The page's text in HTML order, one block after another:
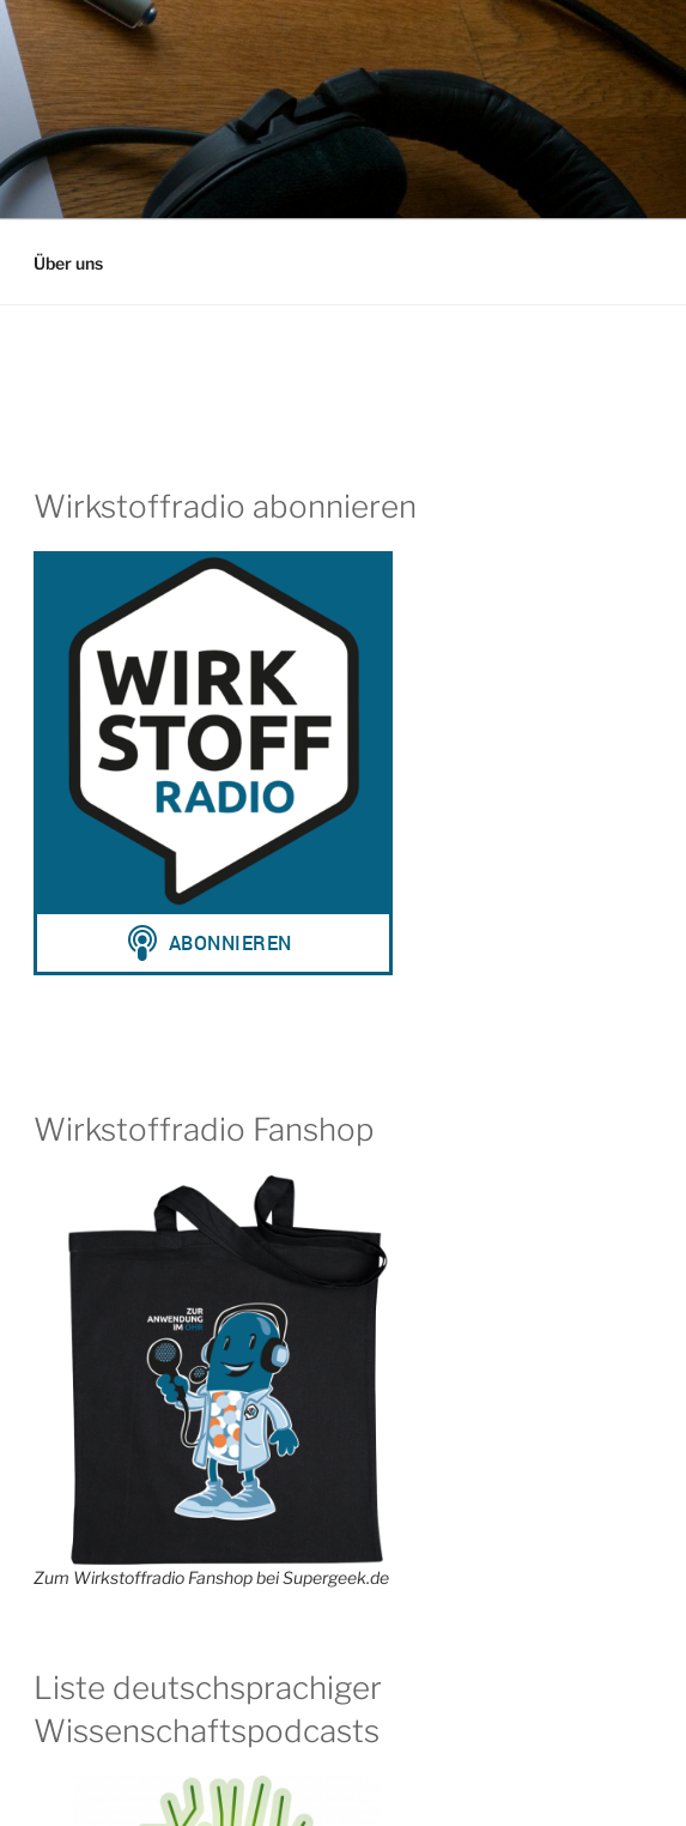
Über uns
Wirkstoffradio abonnieren
Wirkstoffradio Fanshop
Zum Wirkstoffradio Fanshop bei Supergeek.de
Liste deutschsprachiger
Wissenschaftspodcasts